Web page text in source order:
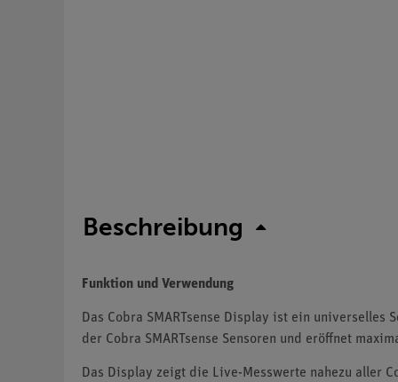
Beschreibung
Funktion und Verwendung
Das Cobra SMARTsense Display ist ein
der Cobra SMARTsense Sensoren und eröffnet
Das Display zeigt die Live-Messwerte nahezu aller